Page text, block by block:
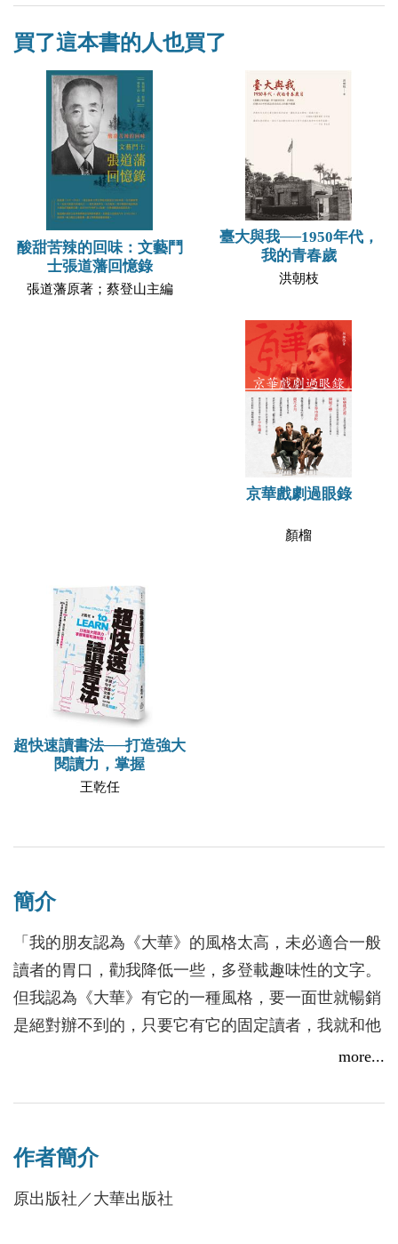
買了這本書的人也買了
酸甜苦辣的回味：文藝鬥
士張道藩回憶錄
張道藩原著；蔡登山主編
臺大與我──1950年代，
我的青春歲
洪朝枝
京華戲劇過眼錄
顏榴
超快速讀書法──打造強大
閱讀力，掌握
王乾任
簡介
「我的朋友認為《大華》的風格太高，未必適合一般
讀者的胃口，勸我降低一些，多登載趣味性的文字。
但我認為《大華》有它的一種風格，要一面世就暢銷
是絕對辦不到的，只要它有它的固定讀者，我就和他
《大華》雜誌為高伯雨在1966年3月15日所創辦，原
性質可分為：人物掌故、藝術戲劇、政海軼聞、生活
回憶、文物、詩聯和雜文等類。收錄的文章如陶拙庵
more...
作者簡介
原出版社／大華出版社